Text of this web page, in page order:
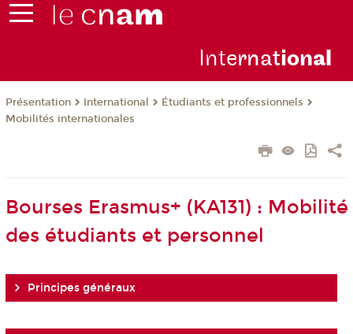
International
Présentation International
Étudiants et professionnels
Mobilités internationales
Bourses Erasmus+ (KA131) : Mobilité
des étudiants et personnel
Principes généraux